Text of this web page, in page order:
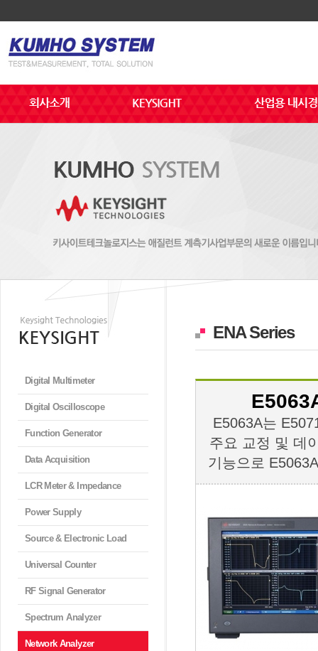
Digital Multimeter
Digital Oscilloscope
Function Generator
Data Acquisition
LCR Meter & Impedance
Power Supply
Source & Electronic Load
Universal Counter
RF Signal Generator
Spectrum Analyzer
Network Analyzer
ENA Series
E5063A는
주요 교정 및 데
기능으로